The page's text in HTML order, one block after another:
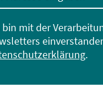
bin mit der
.